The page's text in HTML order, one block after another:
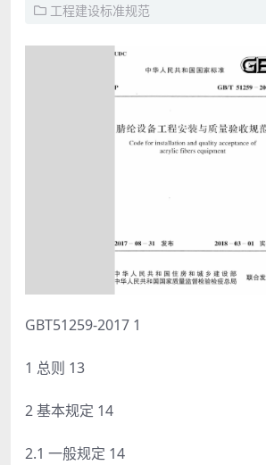
工程建设标准规范
GBT51259-2017 1
1 总则 13
2 基本规定 14
2.1 一般规定 14